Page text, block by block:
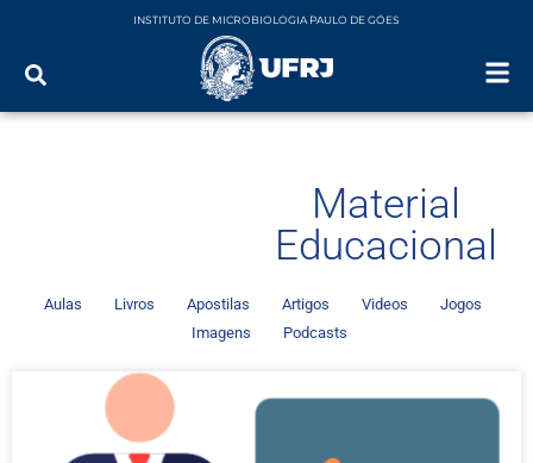
INSTITUTO DE MICROBIOLOGIA PAULO DE GÓES
Material
Educacional
Aulas Livros Apostilas Artigos Videos
Jogos
Imagens
Podcasts